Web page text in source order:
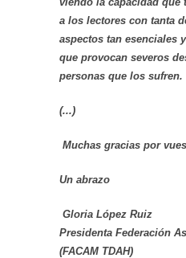
a los lectores con tanta
aspectos tan esenciales
que provocan severos
personas que los sufren.
(...)
Muchas gracias por
Un abrazo
Gloria López Ruiz
Presidenta Federación
(FACAM TDAH)